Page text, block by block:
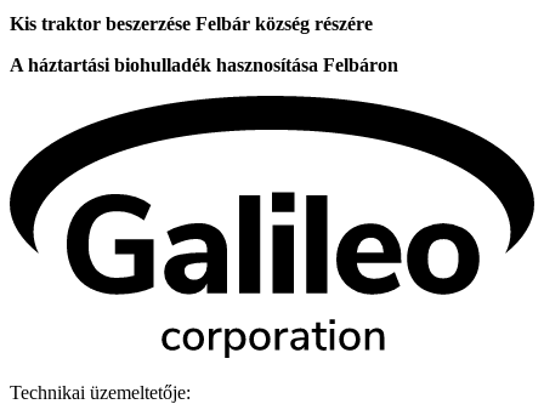
Kis traktor beszerzése Felbár község részére
A háztartási biohulladék hasznosítása Felbáron
Technikai üzemeltetője: